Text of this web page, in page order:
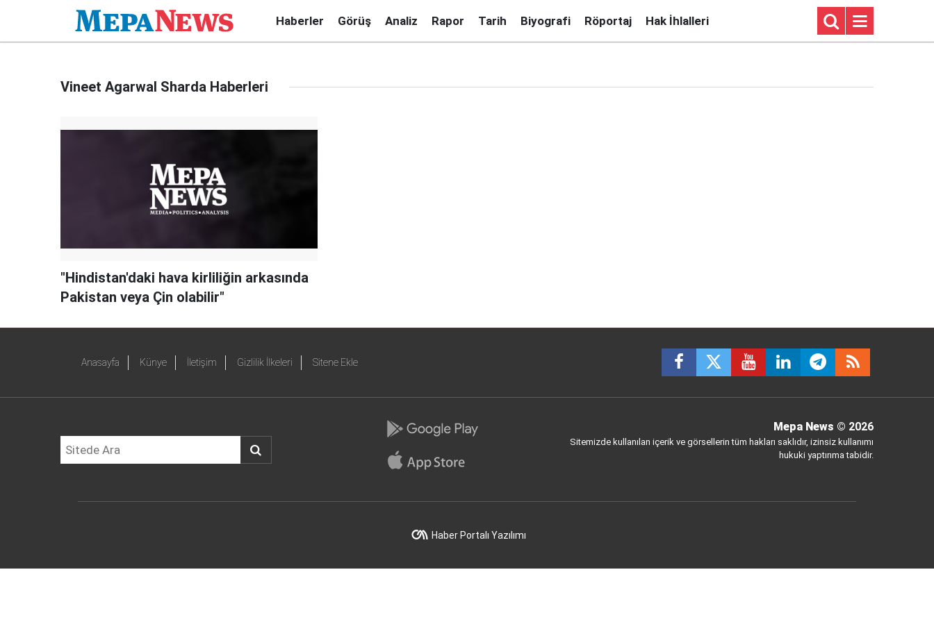
Haberler Görüş Analiz Rapor Tarih Biyografi Röportaj Hak İhlalleri
Vineet Agarwal Sharda Haberleri
"Hindistan'daki hava kirliliğin arkasında
Pakistan veya Çin olabilir"
Anasayfa Künye İletişim Gizlilik İlkeleri Sitene Ekle
Mepa News © 2026
Sitemizde kullanılan içerik ve görsellerin tüm hakları saklıdır, izinsiz kullanımı
hukuki yaptırıma tabidir.
Haber Portalı Yazılımı